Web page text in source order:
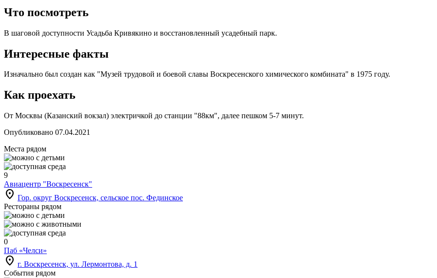
Что посмотреть
В шаговой доступности Усадьба Кривякино и восстановленный усадебный парк.
Интересные факты
Изначально был создан как "Музей трудовой и боевой славы Воскресенского химического комбината" в 1975 году.
Как проехать
От Москвы (Казанский вокзал) электричкой до станции "88км", далее пешком 5-7 минут.
Опубликовано 07.04.2021
Места рядом
9
Авиацентр "Воскресенск"
location_on Гор. округ Воскресенск, сельское пос. Фединское
Рестораны рядом
0
Паб «Челси»
location_on г. Воскресенск, ул. Лермонтова, д. 1
События рядом